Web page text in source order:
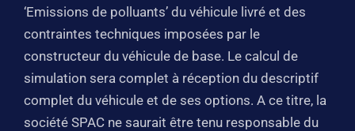
‘Emissions de polluants’ du véhicule livré et des
contraintes techniques imposées par le
constructeur du véhicule de base. Le calcul de
simulation sera complet à réception du descriptif
complet du véhicule et de ses options. A ce titre, la
société SPAC ne saurait être tenu responsable du